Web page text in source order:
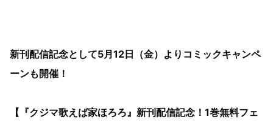
新刊配信記念として5月12日（金）よりコミックキャンペ
ーンも開催！
【『クジマ歌えば家ほろろ』新刊配信記念！1巻無料フェ